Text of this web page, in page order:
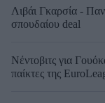
Λιβάι Γκαρσία -
σπουδαίου deal
Νέντοβιτς για
παίκτες της